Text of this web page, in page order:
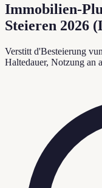
Immobilien-
Steieren 2026
Verstitt d'Besteierung
Haltedauer, Notzung an